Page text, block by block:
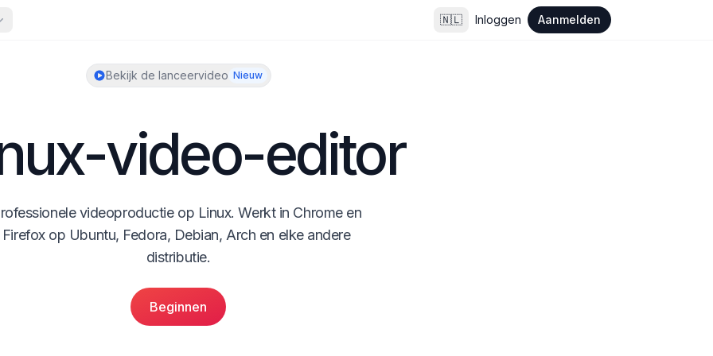
🇳🇱 Inloggen Aanmelden
Bekijk de lanceervideo Nieuw
video-editor
videoproductie op Linux. Werkt in Chrome en
Firefox op Ubuntu, Fedora, Debian, Arch en elke andere
distributie.
Beginnen